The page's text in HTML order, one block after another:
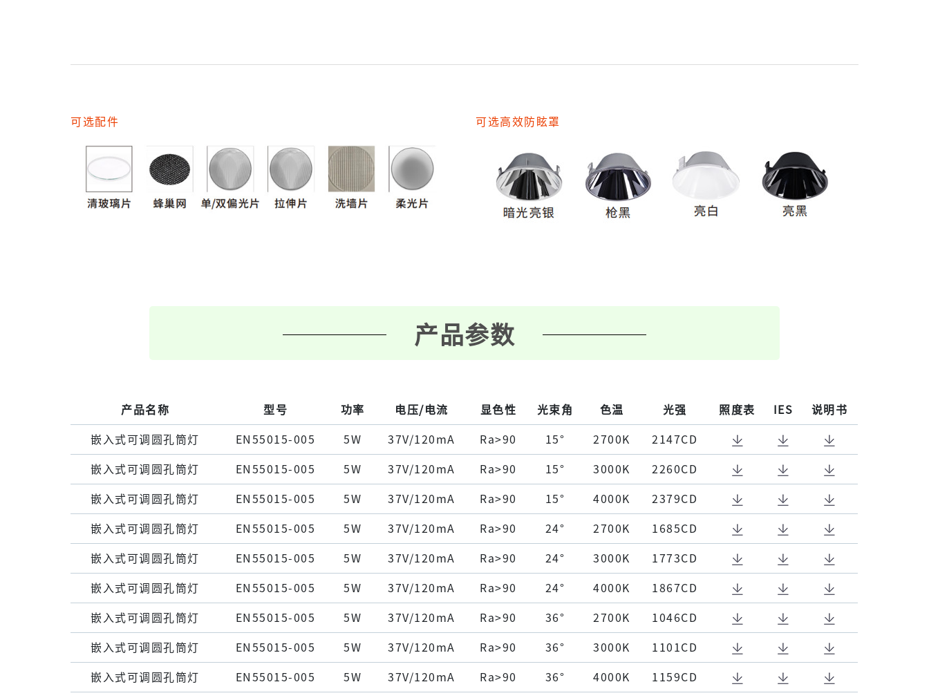
可选配件 可选高效防眩罩
产品参数
产品名称 型号 功率 电压/电流 显色性 光束角 色温 光强 照度表 IES 说明书
嵌⼊式可调圆孔筒灯 EN55015-005 5W 37V/120mA Ra>90 15° 2700K 2147CD
嵌⼊式可调圆孔筒灯 EN55015-005 5W 37V/120mA Ra>90 15° 3000K 2260CD
嵌⼊式可调圆孔筒灯 EN55015-005 5W 37V/120mA Ra>90 15° 4000K 2379CD
嵌⼊式可调圆孔筒灯 EN55015-005 5W 37V/120mA Ra>90 24° 2700K 1685CD
嵌⼊式可调圆孔筒灯 EN55015-005 5W 37V/120mA Ra>90 24° 3000K 1773CD
嵌⼊式可调圆孔筒灯 EN55015-005 5W 37V/120mA Ra>90 24° 4000K 1867CD
嵌⼊式可调圆孔筒灯 EN55015-005 5W 37V/120mA Ra>90 36° 2700K 1046CD
嵌⼊式可调圆孔筒灯 EN55015-005 5W 37V/120mA Ra>90 36° 3000K 1101CD
嵌⼊式可调圆孔筒灯 EN55015-005 5W 37V/120mA Ra>90 36° 4000K 1159CD